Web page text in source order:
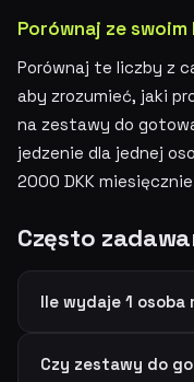
Porównaj ze
Porównaj te liczby z
aby zrozumieć, jaki
na zestawy do
jedzenie dla jednej
2000 DKK
Często
Ile wydaje 1 osoba
Czy zestawy do